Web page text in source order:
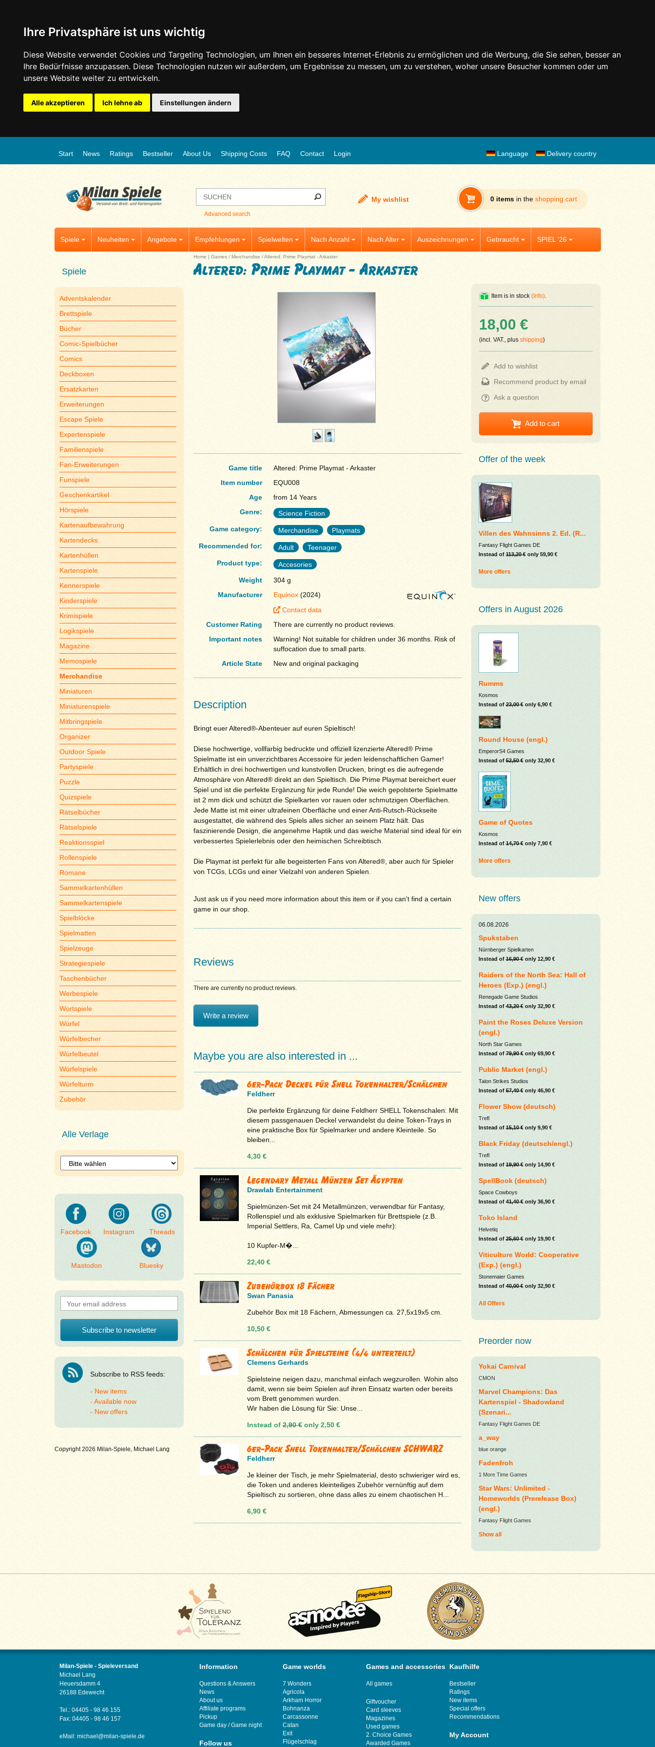
Ihre Privatsphäre ist uns wichtig
Diese Website verwendet Cookies und Targeting Technologien, um Ihnen ein besseres Internet-Erlebnis zu ermöglichen und die Werbung, die Sie sehen, besser an
Ihre Bedürfnisse anzupassen. Diese Technologien nutzen wir außerdem, um Ergebnisse zu messen, um zu verstehen, woher unsere Besucher kommen oder um
unsere Website weiter zu entwickeln.
Alle akzeptieren Ich lehne ab Einstellungen ändern
Start News Ratings Bestseller About Us Shipping Costs FAQ Contact Login Delivery country
Language
Advanced search
My wishlist 0 items in the shopping cart
Spiele Neuheiten Angebote Empfehlungen Spielwelten Nach Anzahl Nach Alter Auszeichnungen Gebraucht SPIEL '26
Spiele
Adventskalender
Brettspiele
Bücher
Comic-Spielbücher
Comics
Deckboxen
Ersatzkarten
Erweiterungen
Escape Spiele
Expertenspiele
Familienspiele
Fan-Erweiterungen
Funspiele
Geschenkartikel
Hörspiele
Kartenaufbewahrung
Kartendecks
Kartenhüllen
Kartenspiele
Kennerspiele
Kinderspiele
Krimispiele
Logikspiele
Magazine
Memospiele
Merchandise
Miniaturen
Miniaturenspiele
Mitbringspiele
Organizer
Outdoor Spiele
Partyspiele
Puzzle
Quizspiele
Rätselbücher
Rätselspiele
Reaktionsspiel
Rollenspiele
Romane
Sammelkartenhüllen
Sammelkartenspiele
Spielblöcke
Spielmatten
Spielzeuge
Strategiespiele
Taschenbücher
Werbespiele
Wortspiele
Würfel
Würfelbecher
Würfelbeutel
Würfelspiele
Würfelturm
Zubehör
Alle Verlage
Facebook Instagram Threads
Mastodon Bluesky
Subscribe to RSS feeds:
New items
Available now
New offers
Copyright 2026 Milan-Spiele, Michael Lang
Home | Games/ Merchandise /Altered: Prime Playmat - Arkaster
Altered: Prime Playmat - Arkaster
Game title
Altered: Prime Playmat - Arkaster
Item number
EQU008
Age
from 14 Years
Genre:
Science Fiction
Game category:
Merchandise
Playmats
Recommended for:
Adult
Teenager
Product type:
Accesories
Weight
304 g
Manufacturer
Equinox(2024)
Contact data
Customer Rating
There are currently no product reviews.
Important notes
Warning! Not suitable for children under 36 months. Risk of
suffocation due to small parts.
Article State
New and original packaging
Description
Bringt euer Altered®-Abenteuer auf euren Spieltisch!
Diese hochwertige, vollfarbig bedruckte und offiziell lizenzierte Altered® Prime
Spielmatte ist ein unverzichtbares Accessoire für jeden leidenschaftlichen Gamer!
Erhältlich in drei hochwertigen und kunstvollen Drucken, bringt es die aufregende
Atmosphäre von Altered® direkt an den Spieltisch. Die Prime Playmat bereichert euer
Spiel und ist die perfekte Ergänzung für jede Runde! Die weich gepolsterte Spielmatte
ist 2 mm dick und schützt die Spielkarten vor rauen oder schmutzigen Oberflächen.
Jede Matte ist mit einer ultrafeinen Oberfläche und einer Anti-Rutsch-Rückseite
ausgestattet, die während des Spiels alles sicher an seinem Platz hält. Das
faszinierende Design, die angenehme Haptik und das weiche Material sind ideal für ein
verbessertes Spielerlebnis oder den heimischen Schreibtisch.
Die Playmat ist perfekt für alle begeisterten Fans von Altered®, aber auch für Spieler
von TCGs, LCGs und einer Vielzahl von anderen Spielen.
Just ask us if you need more information about this item or if you can't find a certain
game in our shop.
Reviews
There are currently no product reviews.
Write a review
Maybe you are also interested in ...
6er-Pack Deckel für Shell Tokenhalter/Schälchen
Feldherr
Die perfekte Ergänzung für deine Feldherr SHELL Tokenschalen: Mit
diesem passgenauen Deckel verwandelst du deine Token-Trays in
eine praktische Box für Spielmarker und andere Kleinteile. So
bleiben...
4,30 €
Legendary Metall Münzen Set Ägypten
Drawlab Entertainment
Spielmünzen-Set mit 24 Metallmünzen, verwendbar für Fantasy,
Rollenspiel und als exklusive Spielmarken für Brettspiele (z.B.
Imperial Settlers, Ra, Camel Up und viele mehr):
10 Kupfer-M�...
22,40 €
Zubehörbox 18 Fächer
Swan Panasia
Zubehör Box mit 18 Fächern, Abmessungen ca. 27,5x19x5 cm.
10,50 €
Schälchen für Spielsteine (4/4 unterteilt)
Clemens Gerhards
Spielsteine neigen dazu, manchmal einfach wegzurollen. Wohin also
damit, wenn sie beim Spielen auf ihren Einsatz warten oder bereits
vom Brett genommen wurden.
Wir haben die Lösung für Sie: Unse...
Instead of2,90 €only 2,50 €
6er-Pack Shell Tokenhalter/Schälchen SCHWARZ
Feldherr
Je kleiner der Tisch, je mehr Spielmaterial, desto schwieriger wird es,
die Token und anderes kleinteiliges Zubehör vernünftig auf dem
Spieltisch zu sortieren, ohne dass alles zu einem chaotischen H...
6,90 €
Item is in stock (Info).
18,00 €
(incl. VAT., plus shipping)
Add to wishlist
Recommend product by email
Ask a question
Add to cart
Offer of the week
Villen des Wahnsinns 2. Ed. (R...
Fantasy Flight Games DE
Instead of113,20 €only 59,90 €
More offers
Offers in August 2026
Rumms
Kosmos
Instead of23,00 €only 6,90 €
Round House (engl.)
EmperorS4 Games
Instead of52,50 €only 32,90 €
Game of Quotes
Kosmos
Instead of14,70 €only 7,90 €
More offers
New offers
06.08.2026
Spukstaben
Nürnberger Spielkarten
Instead of16,90 €only 12,90 €
Raiders of the North Sea: Hall of
Heroes (Exp.) (engl.)
Renegade Game Studios
Instead of43,20 €only 32,90 €
Paint the Roses Deluxe Version
(engl.)
North Star Games
Instead of79,90 €only 69,90 €
Public Market (engl.)
Talon Strikes Studios
Instead of57,40 €only 46,90 €
Flower Show (deutsch)
Trefl
Instead of15,10 €only 9,90 €
Black Friday (deutsch/engl.)
Trefl
Instead of19,90 €only 14,90 €
SpellBook (deutsch)
Space Cowboys
Instead of41,40 €only 36,90 €
Toko Island
Helvetiq
Instead of25,60 €only 19,90 €
Viticulture World: Cooperative
(Exp.) (engl.)
Stonemaier Games
Instead of40,00 €only 32,90 €
All Offers
Preorder now
Yokai Carnival
CMON
Marvel Champions: Das
Kartenspiel - Shadowland
(Szenari...
Fantasy Flight Games DE
a_way
blue orange
Fadenfroh
1 More Time Games
Star Wars: Unlimited -
Homeworlds (Prerelease Box)
(engl.)
Fantasy Flight Games
Show all
Milan-Spiele - Spieleversand
Michael Lang
Heuersdamm 4
26188 Edewecht
Tel.: 04405 - 98 46 155
Fax: 04405 - 98 46 157
eMail: michael@milan-spiele.de
Information
Questions & Answers
News
About us
Affiliate programs
Pickup
Game day /Game night
Follow us
Game worlds
7 Wonders
Agricola
Arkham Horror
Bohnanza
Carcassonne
Catan
Exit
Flügelschlag
Games and accessories
All games
Giftvoucher
Card sleeves
Magazines
Used games
2. Choice Games
Awarded Games
Kaufhilfe
Bestseller
Ratings
New items
Special offers
Recommendations
My Account